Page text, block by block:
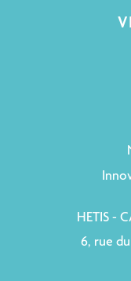
HETIS -
6, rue